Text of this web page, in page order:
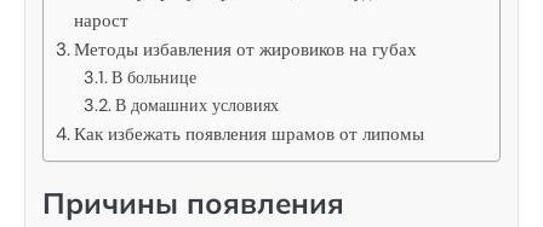
нарост
Методы избавления от жировиков на губах
В больнице
В домашних условиях
Как избежать появления шрамов от липомы
Причины появления